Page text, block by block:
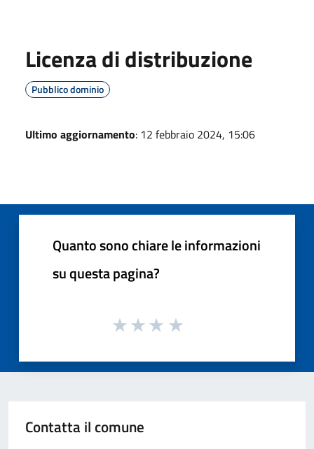
Licenza di distribuzione
Pubblico dominio
Ultimo aggiornamento: 12 febbraio 2024, 15:06
Quanto sono chiare le informazioni
su questa pagina?
Contatta il comune